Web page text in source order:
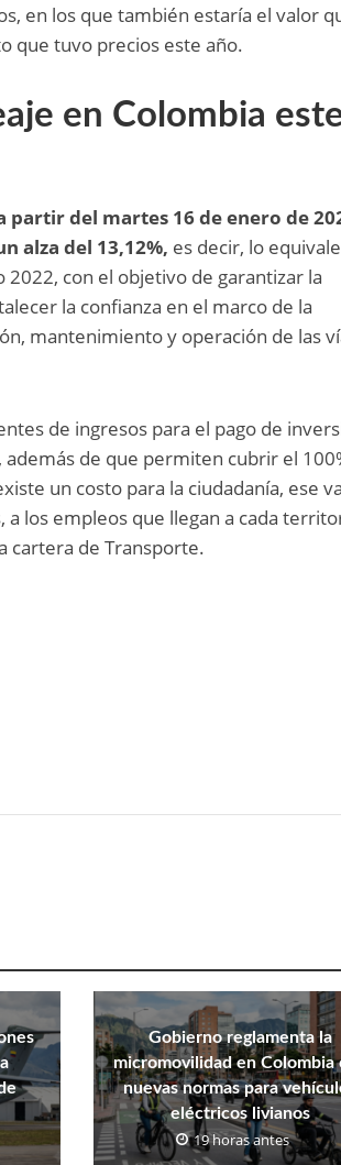
en los que también estaría el valor
que tuvo precios este año.
en Colombia
del martes 16 de enero de
alza del 13,12%, es decir, lo
2022, con el objetivo de garantizar la
la confianza en el marco de la
mantenimiento y operación de las
de ingresos para el pago de
de que permiten cubrir el
un costo para la ciudadanía, ese
los empleos que llegan a cada
cartera de Transporte.
Gobierno reglamenta la
micromovilidad en Colombia
nuevas normas para
eléctricos livianos
19 horas antes